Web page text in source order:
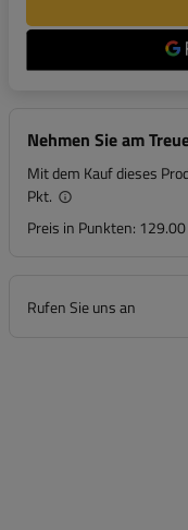
Nehmen Sie am
Mit dem Kauf dieses
Pkt.
Preis in Punkten:
Rufen Sie uns an